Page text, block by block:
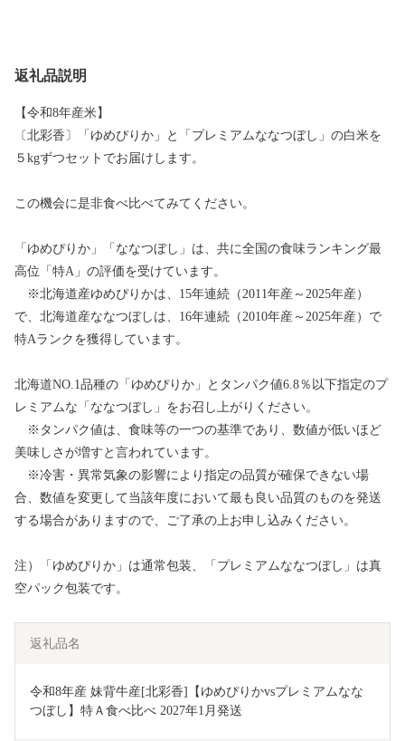
返礼品説明
【令和8年産米】
〔北彩香〕「ゆめぴりか」と「プレミアムななつぼし」の白米を
５kgずつセットでお届けします。
この機会に是非食べ比べてみてください。
「ゆめぴりか」「ななつぼし」は、共に全国の食味ランキング最
高位「特A」の評価を受けています。
※北海道産ゆめぴりかは、15年連続（2011年産～2025年産）
で、北海道産ななつぼしは、16年連続（2010年産～2025年産）で
特Aランクを獲得しています。
北海道NO.1品種の「ゆめぴりか」とタンパク値6.8％以下指定のプ
レミアムな「ななつぼし」をお召し上がりください。
※タンパク値は、食味等の一つの基準であり、数値が低いほど
美味しさが増すと言われています。
※冷害・異常気象の影響により指定の品質が確保できない場
合、数値を変更して当該年度において最も良い品質のものを発送
する場合がありますので、ご了承の上お申し込みください。
注）「ゆめぴりか」は通常包装、「プレミアムななつぼし」は真
空パック包装です。
返礼品名
令和8年産 妹背牛産[北彩香]【ゆめぴりかvsプレミアムなな
つぼし】特Ａ食べ比べ 2027年1月発送